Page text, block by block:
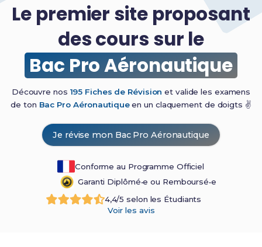
Le premier site proposant
des cours sur le
Bac Pro Aéronautique
Découvre nos 195 Fiches de Révision et valide les examens
de ton Bac Pro Aéronautiqueen un claquement de doigts ✌️
Je révise mon Bac Pro Aéronautique
Conforme au Programme Officiel
Garanti Diplômé•e ou Remboursé•e
4,4/5 selon les Étudiants
Voir les avis